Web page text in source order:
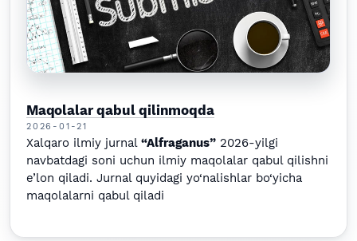
Maqolalar qabul qilinmoqda
2026-01-21
Xalqaro ilmiy jurnal “Alfraganus” 2026-yilgi
navbatdagi soni uchun ilmiy maqolalar qabul qilishni
e’lon qiladi. Jurnal quyidagi yo‘nalishlar bo‘yicha
maqolalarni qabul qiladi